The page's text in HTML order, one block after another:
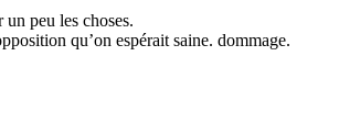
peu les choses.
qu’on espérait saine. dommage.